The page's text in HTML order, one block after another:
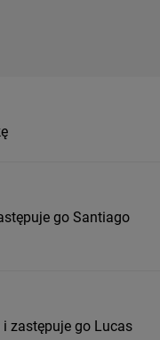
go Santiago
zastępuje go Lucas